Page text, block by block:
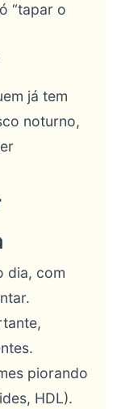
“tapar o
já tem
noturno,
dia, com
piorando
HDL).